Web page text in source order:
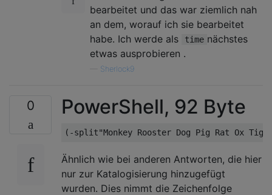
bearbeitet und das war ziemlich nah
an dem, worauf ich sie bearbeitet
habe. Ich werde als
time nächstes
etwas ausprobieren .
Sherlock9
0 PowerShell, 92 Byte
Ähnlich wie bei anderen Antworten, die hier
nur zur Katalogisierung hinzugefügt
wurden. Dies nimmt die Zeichenfolge